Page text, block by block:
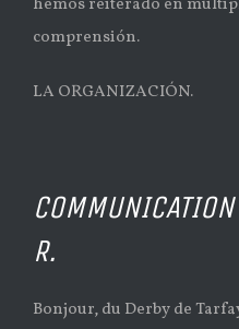
comprensión.
LA ORGANIZACIÓN.
R.
Bonjour, du Derby de